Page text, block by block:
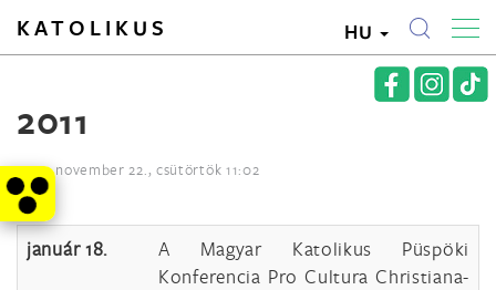
KATOLIKUS HU
2011
2012. november 22., csütörtök 11:02
január 18.
A Magyar Katolikus Püspöki
Konferencia Pro Cultura Christiana-